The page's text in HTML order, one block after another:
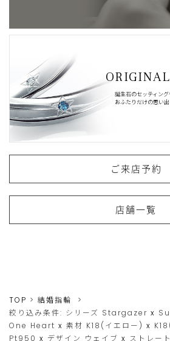
誕生石のセッティング
おふたりだけの思い出
ご来店予約
店舗一覧
TOP
結婚指輪
絞り込み条件: シリーズ Stargazer x
One Heart x 素材 K18(イエロー) x
Pt950 x デザイン ウェイブ x ストレート